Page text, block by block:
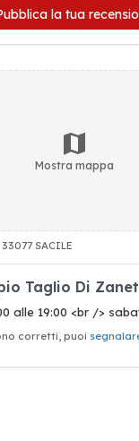
la tua
Mostra mappa
SACILE
Taglio Di
alle 19:00 <br />
corretti, puoi